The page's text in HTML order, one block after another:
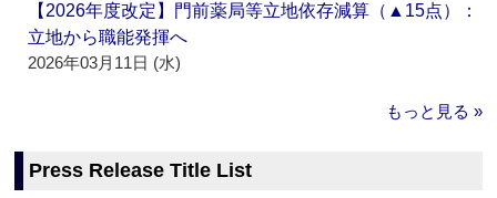
【2026年度改定】門前薬局等立地依存減算（▲15点）：
立地から職能発揮へ
2026年03月11日 (水)
もっと見る »
Press Release Title List